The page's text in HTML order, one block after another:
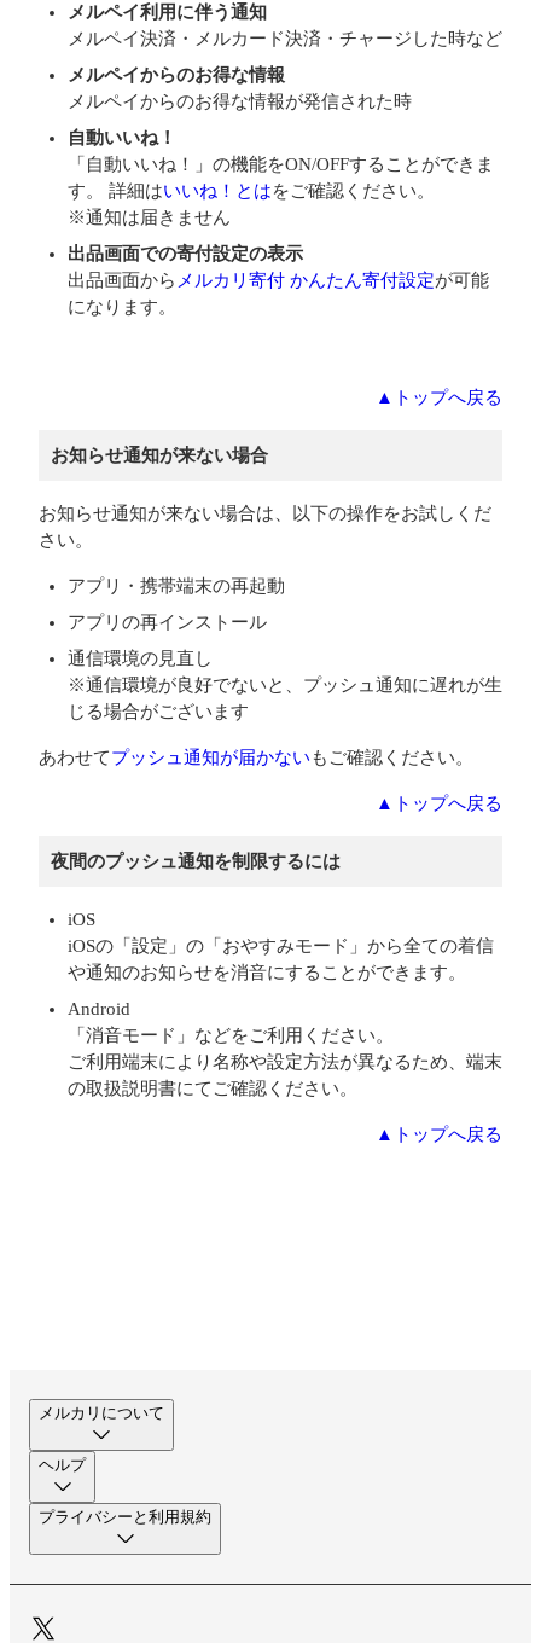
メルペイ利用に伴う通知
メルペイ決済・メルカード決済・チャージした時など
メルペイからのお得な情報
メルペイからのお得な情報が発信された時
自動いいね！
「自動いいね！」の機能をON/OFFすることができま
す。 詳細はいいね！とはをご確認ください。
※通知は届きません
出品画面での寄付設定の表示
出品画面から メルカリ寄付 かんたん寄付設定が可能
になります。
▲トップへ戻る
お知らせ通知が来ない場合
お知らせ通知が来ない場合は、以下の操作をお試しくだ
さい。
アプリ・携帯端末の再起動
アプリの再インストール
通信環境の見直し
※通信環境が良好でないと、プッシュ通知に遅れが生
じる場合がございます
あわせてプッシュ通知が届かない もご確認ください。
▲トップへ戻る
夜間のプッシュ通知を制限するには
iOS
iOSの「設定」の「おやすみモード」から全ての着信
や通知のお知らせを消音にすることができます。
Android
「消音モード」などをご利用ください。
ご利用端末により名称や設定方法が異なるため、端末
の取扱説明書にてご確認ください。
▲トップへ戻る
メルカリについて
ヘルプ
プライバシーと利用規約